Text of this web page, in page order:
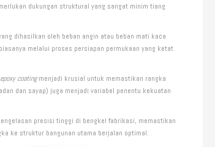
dukungan struktural yang sangat minim tiang
dihasilkan oleh beban angin atau beban mati kaca
melalui proses persiapan permukaan yang ketat
epoxy coatingmenjadi krusial untuk memastikan rangka
dan sayap) juga menjadi variabel penentu kekuatan
presisi tinggi di bengkel fabrikasi, memastikan
ke struktur bangunan utama berjalan optimal.